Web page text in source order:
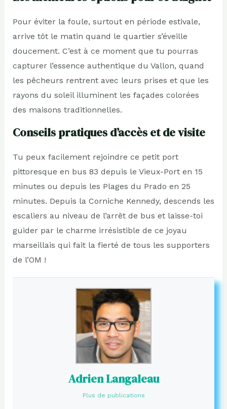
Pour éviter la foule, surtout en période estivale,
arrive tôt le matin quand le quartier s’éveille
doucement. C’est à ce moment que tu pourras
capturer l’essence authentique du Vallon, quand
les pêcheurs rentrent avec leurs prises et que les
rayons du soleil illuminent les façades colorées
des maisons traditionnelles.
Conseils pratiques d’accès et de visite
Tu peux facilement rejoindre ce petit port
pittoresque en bus 83 depuis le Vieux-Port en 15
minutes ou depuis les Plages du Prado en 25
minutes. Depuis la Corniche Kennedy, descends les
escaliers au niveau de l’arrêt de bus et laisse-toi
guider par le charme irrésistible de ce joyau
marseillais qui fait la fierté de tous les supporters
de l’OM !
Adrien Langaleau
Plus de publications